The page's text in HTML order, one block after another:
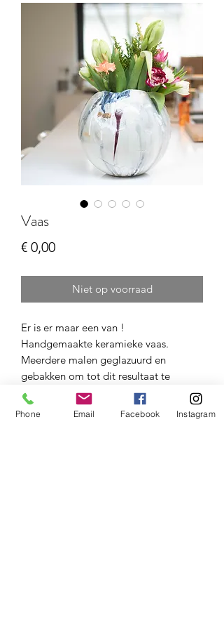
Vaas
€ 0,00Prijs
Niet op voorraad
Er is er maar een van !
Handgemaakte keramieke vaas.
Meerdere malen geglazuurd en
gebakken om tot dit resultaat te
komen. Daarna nog een maal een
laagje luster en een laaste stook in de
Phone Email Facebook Instagram